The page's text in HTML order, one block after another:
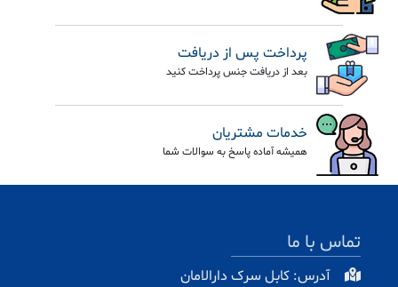
پرداخت پس از دریافت
بعد از دریافت جنس پرداخت کنید
خدمات مشتریان
همیشه آماده پاسخ به سوالات شما
تماس با ما
آدرس: کابل سرک دارالامان